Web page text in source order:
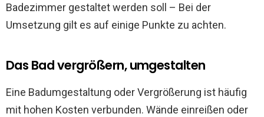
Badezimmer gestaltet werden soll – Bei der
Umsetzung gilt es auf einige Punkte zu achten.
Das Bad vergrößern, umgestalten
Eine Badumgestaltung oder Vergrößerung ist häufig
mit hohen Kosten verbunden. Wände einreißen oder